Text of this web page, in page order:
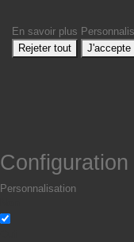
En savoir plus
Rejeter tout
J'accepte
Personnalisation